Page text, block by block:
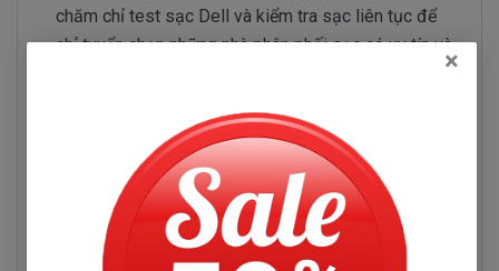
chăm chỉ test sạc Dell và kiểm tra sạc liên tục để
chỉ tuyển chọn những nhà phân phối sạc có uy tín và
Sạc Dell Inspiron 7353
Những hư hỏng thường gặp
Sạc Dell Inspiron 7353 bị hư làm sao chúng ta
×